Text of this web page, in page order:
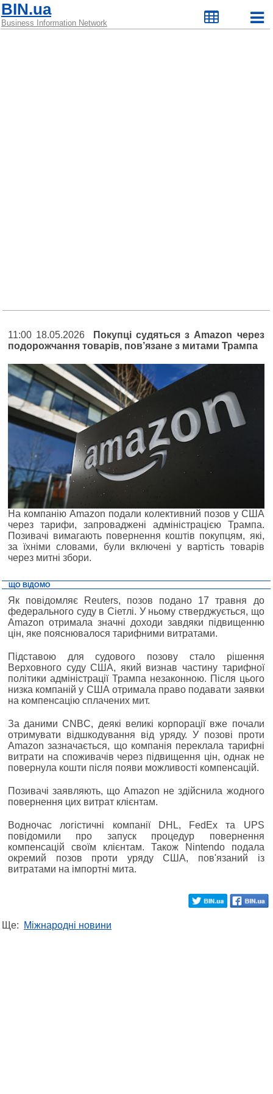
BIN.ua
Business Information Network
11:00 18.05.2026
Покупці судяться з Amazon через
подорожчання товарів, пов’язане з митами Трампа
На компанію Amazon подали колективний позов у США
через тарифи, запроваджені адміністрацією Трампа.
Позивачі вимагають повернення коштів покупцям, які,
за їхніми словами, були включені у вартість товарів
через митні збори.
ЩО ВІДОМО
Як повідомляє Reuters, позов подано 17 травня до
федерального суду в Сіетлі. У ньому стверджується, що
Amazon отримала значні доходи завдяки підвищенню
цін, яке пояснювалося тарифними витратами.
Підставою для судового позову стало рішення
Верховного суду США, який визнав частину тарифної
політики адміністрації Трампа незаконною. Після цього
низка компаній у США отримала право подавати заявки
на компенсацію сплачених мит.
За даними CNBC, деякі великі корпорації вже почали
отримувати відшкодування від уряду. У позові проти
Amazon зазначається, що компанія переклала тарифні
витрати на споживачів через підвищення цін, однак не
повернула кошти після появи можливості компенсацій.
Позивачі заявляють, що Amazon не здійснила жодного
повернення цих витрат клієнтам.
Водночас логістичні компанії DHL, FedEx та UPS
повідомили про запуск процедур повернення
компенсацій своїм клієнтам. Також Nintendo подала
окремий позов проти уряду США, пов'язаний із
витратами на імпортні мита.
Ще: Міжнародні новини